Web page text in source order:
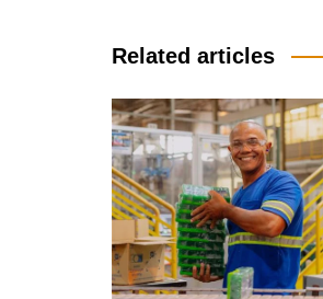
de
Post
Related articles